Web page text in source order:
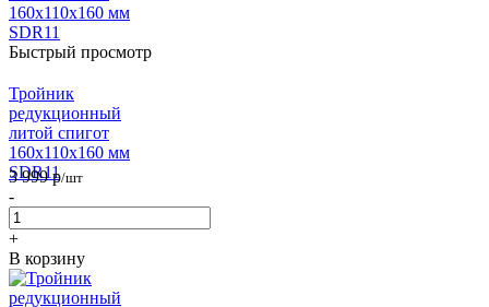
Быстрый просмотр
Тройник
редукционный
литой спигот
160х110х160 мм
SDR11
3 999р/шт
-
+
В корзину